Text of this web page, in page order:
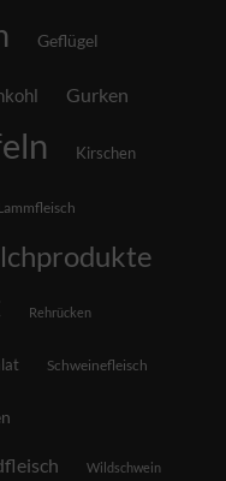
Geflügel
Gurken
Kirschen
Rehrücken
Schweinefleisch
Wildschwein